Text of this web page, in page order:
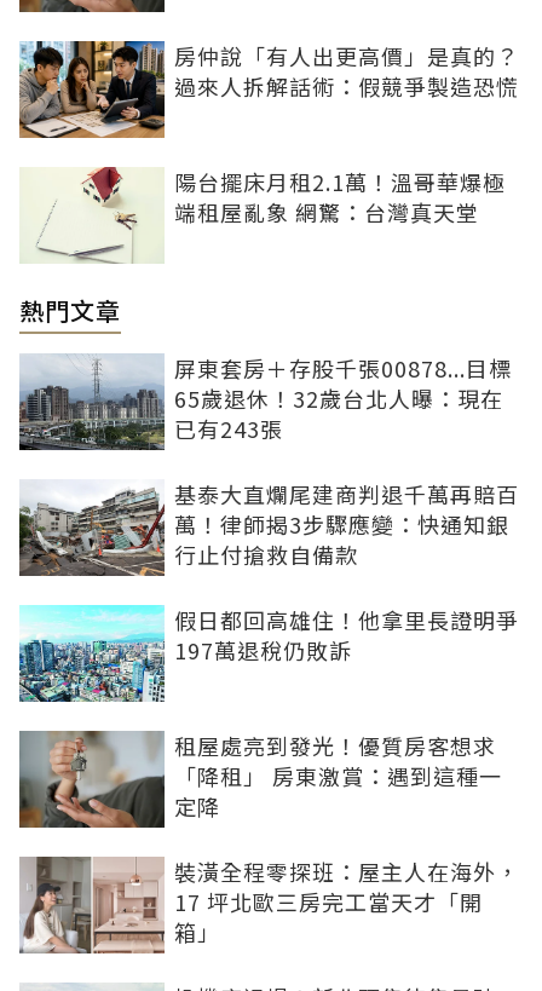
房仲說「有人出更高價」是真的？
過來人拆解話術：假競爭製造恐慌
陽台擺床月租2.1萬！溫哥華爆極
端租屋亂象 網驚：台灣真天堂
熱門文章
屏東套房＋存股千張00878...目標
65歲退休！32歲台北人曝：現在
已有243張
基泰大直爛尾建商判退千萬再賠百
萬！律師揭3步驟應變：快通知銀
行止付搶救自備款
假日都回高雄住！他拿里長證明爭
197萬退稅仍敗訴
租屋處亮到發光！優質房客想求
「降租」 房東激賞：遇到這種一
定降
裝潢全程零探班：屋主人在海外，
17 坪北歐三房完工當天才「開
箱」